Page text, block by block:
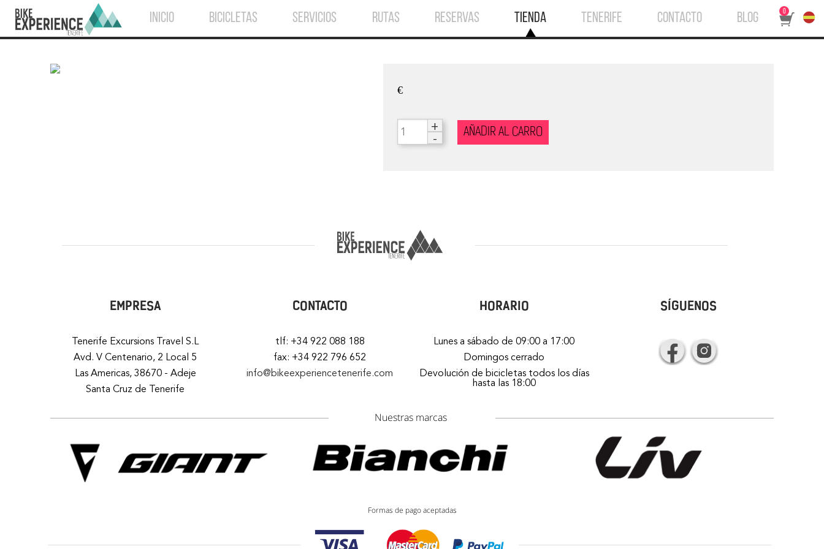
INICIO BICICLETAS SERVICIOS RUTAS RESERVAS TIENDA TENERIFE CONTACTO BLOG 0
€
+
-
AÑADIR AL CARRO
EMPRESA
Tenerife Excursions Travel S.L
Avd. V Centenario, 2 Local 5
Las Americas, 38670 - Adeje
Santa Cruz de Tenerife
CONTACTO
tlf: +34 922 088 188
fax: +34 922 796 652
info@bikeexperiencetenerife.com
HORARIO
Lunes a sábado de 09:00 a 17:00
Domingos cerrado
Devolución de bicicletas todos los días
hasta las 18:00
SÍGUENOS
Nuestras marcas
Formas de pago aceptadas